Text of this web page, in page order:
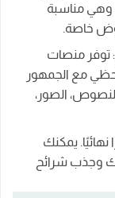
وهي مناسبة
خاصة.
توفر منصات
مع الجمهور
الصور،
نهائيًا. يمكنك
وجذب شرائح